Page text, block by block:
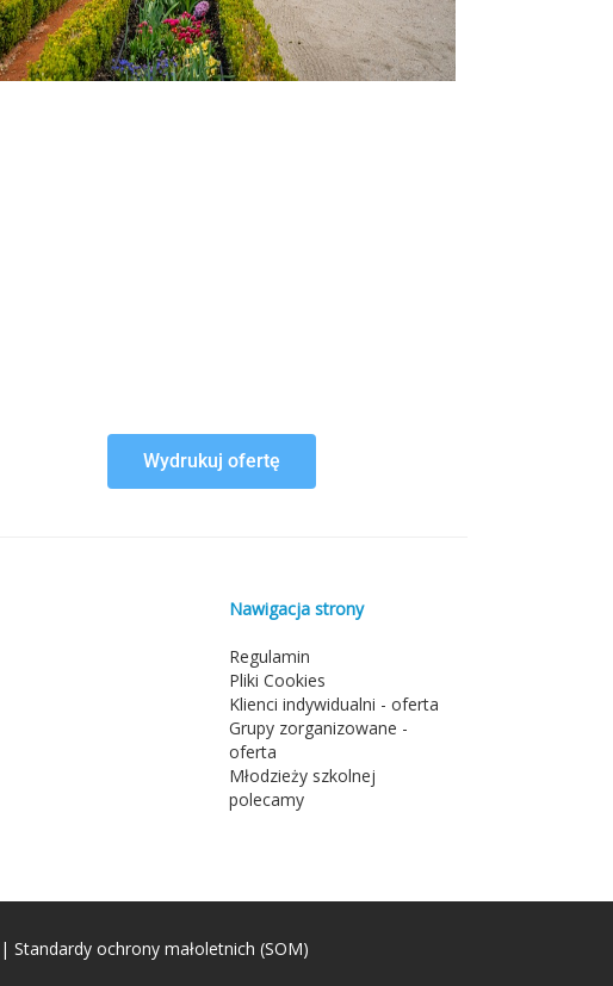
Wydrukuj ofertę
Nawigacja strony
Regulamin
Pliki Cookies
Klienci indywidualni - oferta
Grupy zorganizowane -
oferta
Młodzieży szkolnej
polecamy
| Standardy ochrony małoletnich (SOM)